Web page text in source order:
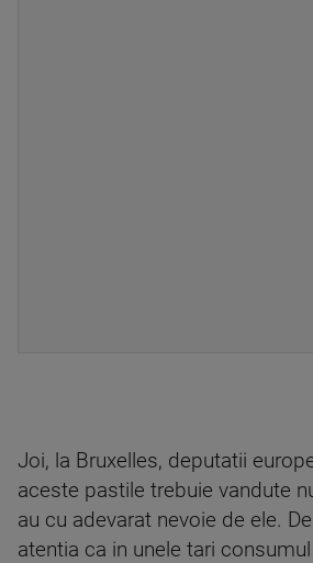
Joi, la Bruxelles, deputatii
aceste pastile trebuie vandute
au cu adevarat nevoie de ele.
atentia ca in unele tari